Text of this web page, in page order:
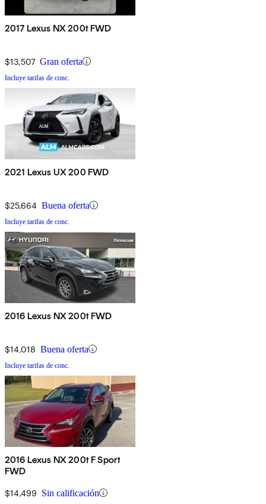
2017 Lexus NX 200t FWD
$13,507 Gran oferta
Incluye tarifas de conc.
2021 Lexus UX 200 FWD
$25,664 Buena oferta
Incluye tarifas de conc.
2016 Lexus NX 200t FWD
$14,018 Buena oferta
Incluye tarifas de conc.
2016 Lexus NX 200t F Sport
FWD
$14,499 Sin calificación